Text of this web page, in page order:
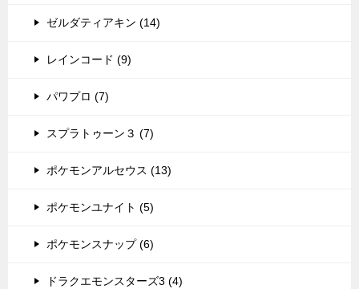
ゼルダティアキン (14)
レインコード (9)
パワプロ (7)
スプラトゥーン３ (7)
ポケモンアルセウス (13)
ポケモンユナイト (5)
ポケモンスナップ (6)
ドラクエモンスターズ3 (4)